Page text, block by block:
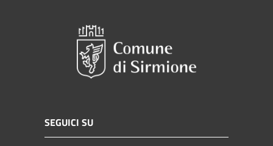
SEGUICI SU